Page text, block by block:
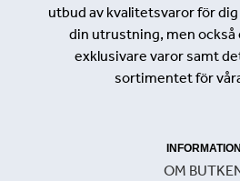
utbud av kvalitetsvaror för
din utrustning, men också
exklusivare varor samt
sortimentet för
INFORMATION
OM